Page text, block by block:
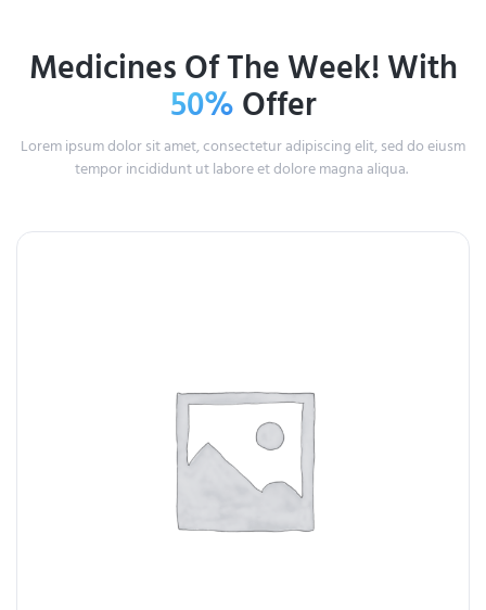
Medicines Of The Week! With
50%Offer
Lorem ipsum dolor sit amet, consectetur adipiscing elit, sed do eiusm
tempor incididunt ut labore et dolore magna aliqua.